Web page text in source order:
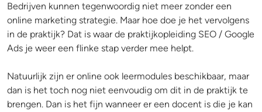
Bedrijven kunnen tegenwoordig niet meer zonder een
online marketing strategie. Maar hoe doe je het vervolgens
in de praktijk? Dat is waar de praktijkopleiding SEO / Google
Ads je weer een flinke stap verder mee helpt.
Natuurlijk zijn er online ook leermodules beschikbaar, maar
dan is het toch nog niet eenvoudig om dit in de praktijk te
brengen. Dan is het fijn wanneer er een docent is die je kan